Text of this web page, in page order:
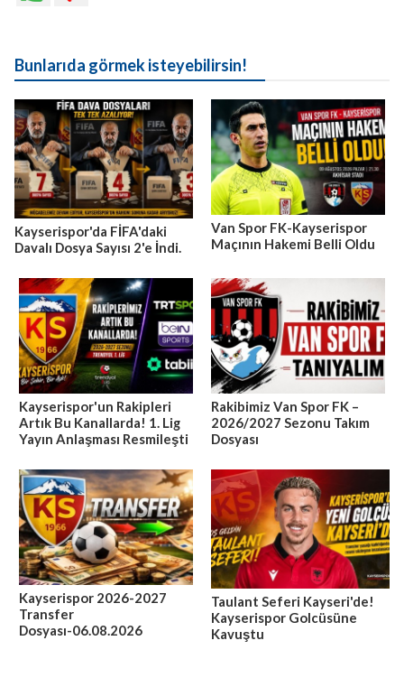
Bunlarıda görmek isteyebilirsin!
Kayserispor'da FİFA'daki
Davalı Dosya Sayısı 2'e İndi.
Van Spor FK-Kayserispor
Maçının Hakemi Belli Oldu
Kayserispor'un Rakipleri
Artık Bu Kanallarda! 1. Lig
Yayın Anlaşması Resmileşti
Rakibimiz Van Spor FK –
2026/2027 Sezonu Takım
Dosyası
Kayserispor 2026-2027
Transfer
Dosyası-06.08.2026
Taulant Seferi Kayseri'de!
Kayserispor Golcüsüne
Kavuştu